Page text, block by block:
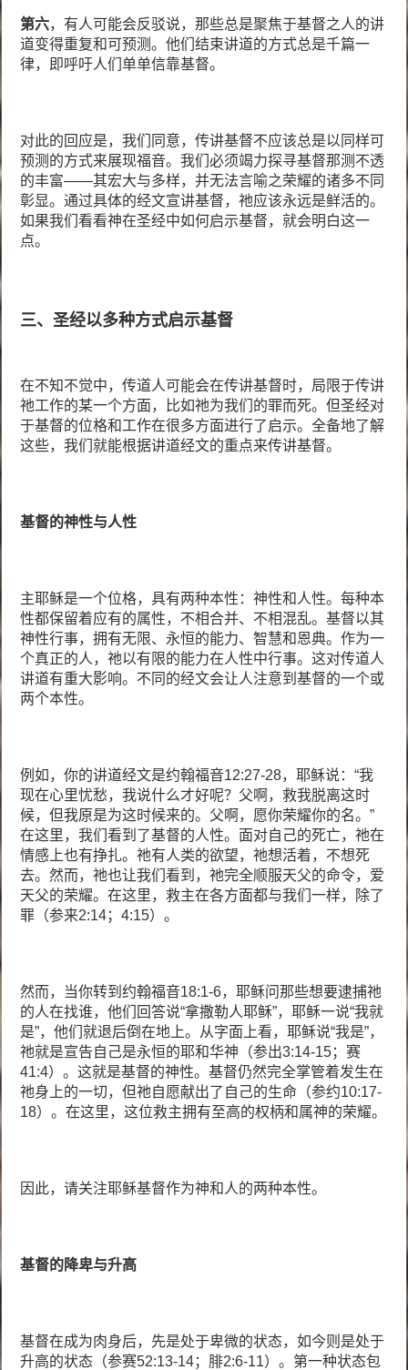
第六，有人可能会反驳说，那些总是聚焦于基督之人的讲
道变得重复和可预测。他们结束讲道的方式总是千篇一
律，即呼吁人们单单信靠基督。
对此的回应是，我们同意，传讲基督不应该总是以同样可
预测的方式来展现福音。我们必须竭力探寻基督那测不透
的丰富——其宏大与多样，并无法言喻之荣耀的诸多不同
彰显。通过具体的经文宣讲基督，祂应该永远是鲜活的。
如果我们看看神在圣经中如何启示基督，就会明白这一
点。
三、圣经以多种方式启示基督
在不知不觉中，传道人可能会在传讲基督时，局限于传讲
祂工作的某一个方面，比如祂为我们的罪而死。但圣经对
于基督的位格和工作在很多方面进行了启示。全备地了解
这些，我们就能根据讲道经文的重点来传讲基督。
基督的神性与人性
主耶稣是一个位格，具有两种本性：神性和人性。每种本
性都保留着应有的属性，不相合并、不相混乱。基督以其
神性行事，拥有无限、永恒的能力、智慧和恩典。作为一
个真正的人，祂以有限的能力在人性中行事。这对传道人
讲道有重大影响。不同的经文会让人注意到基督的一个或
两个本性。
例如，你的讲道经文是约翰福音12:27-28，耶稣说：“我
现在心里忧愁，我说什么才好呢？父啊，救我脱离这时
候，但我原是为这时候来的。父啊，愿你荣耀你的名。”
在这里，我们看到了基督的人性。面对自己的死亡，祂在
情感上也有挣扎。祂有人类的欲望，祂想活着，不想死
去。然而，祂也让我们看到，祂完全顺服天父的命令，爱
天父的荣耀。在这里，救主在各方面都与我们一样，除了
罪（参来2:14；4:15）。
然而，当你转到约翰福音18:1-6，耶稣问那些想要逮捕祂
的人在找谁，他们回答说“拿撒勒人耶稣”，耶稣一说“我就
是”，他们就退后倒在地上。从字面上看，耶稣说“我是”，
祂就是宣告自己是永恒的耶和华神（参出3:14-15；赛
41:4）。这就是基督的神性。基督仍然完全掌管着发生在
祂身上的一切，但祂自愿献出了自己的生命（参约10:17-
18）。在这里，这位救主拥有至高的权柄和属神的荣耀。
因此，请关注耶稣基督作为神和人的两种本性。
基督的降卑与升高
基督在成为肉身后，先是处于卑微的状态，如今则是处于
升高的状态（参赛52:13-14；腓2:6-11）。第一种状态包